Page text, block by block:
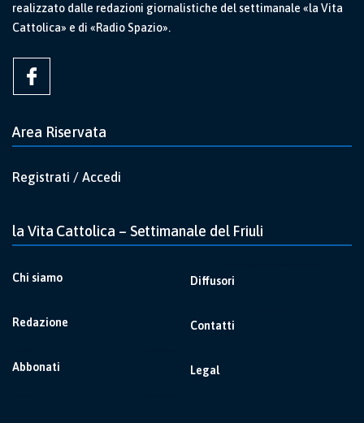
realizzato dalle redazioni giornalistiche del settimanale «la Vita
Cattolica» e di «Radio Spazio».
Area Riservata
Registrati / Accedi
la Vita Cattolica – Settimanale del Friuli
Chi siamo
Redazione
Abbonati
Diffusori
Contatti
Legal